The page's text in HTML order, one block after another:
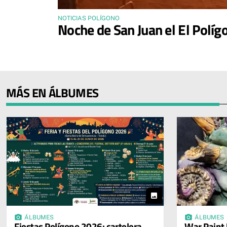
NOTICIAS POLÍGONO
Noche de San Juan el El
MÁS EN ÁLBUMES
photo
photo_camera ÁLBUMES photo_camera ÁLBUMES